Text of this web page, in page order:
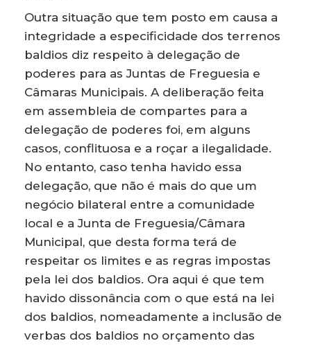
Outra situação que tem posto em causa a
integridade a especificidade dos terrenos
baldios diz respeito à delegação de
poderes para as Juntas de Freguesia e
Câmaras Municipais. A deliberação feita
em assembleia de compartes para a
delegação de poderes foi, em alguns
casos, conflituosa e a roçar a ilegalidade.
No entanto, caso tenha havido essa
delegação, que não é mais do que um
negócio bilateral entre a comunidade
local e a Junta de Freguesia/Câmara
Municipal, que desta forma terá de
respeitar os limites e as regras impostas
pela lei dos baldios. Ora aqui é que tem
havido dissonância com o que está na lei
dos baldios, nomeadamente a inclusão de
verbas dos baldios no orçamento das